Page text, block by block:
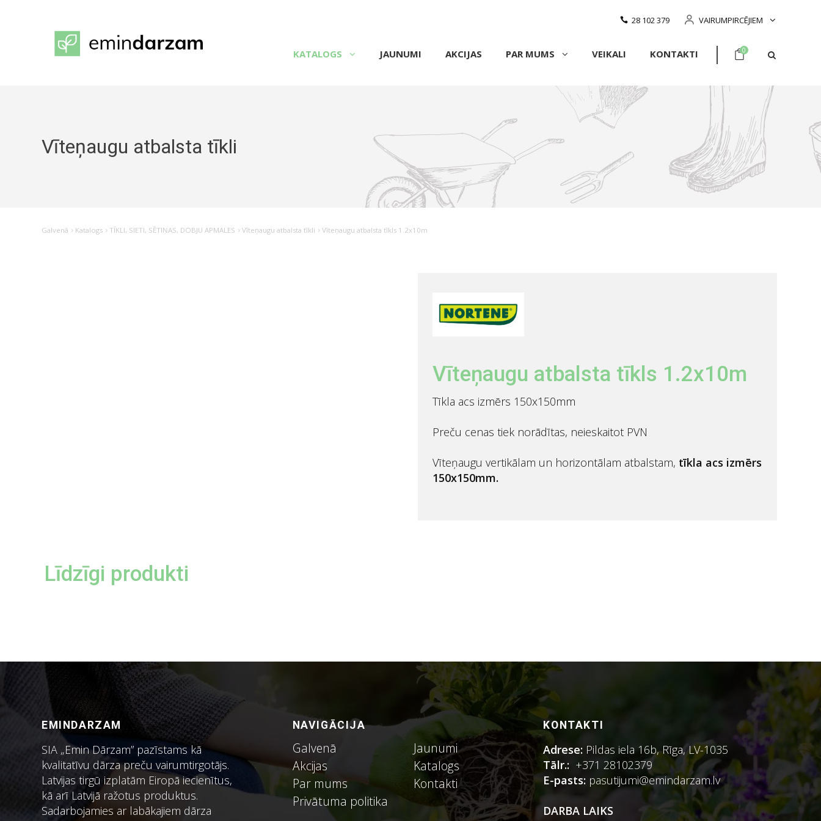
28 102 379 VAIRUMPIRCĒJIEM
KATALOGS JAUNUMI AKCIJAS PAR MUMS VEIKALI KONTAKTI 0
Vīteņaugu atbalsta tīkli
Galvenā Katalogs TĪKLI, SIETI, SĒTIŅAS, DOBJU APMALES Vīteņaugu atbalsta tīkli Vīteņaugu atbalsta tīkls 1.2x10m
Vīteņaugu atbalsta tīkls 1.2x10m
Tīkla acs izmērs 150x150mm
Preču cenas tiek norādītas, neieskaitot PVN
Vīteņaugu vertikālam un horizontālam atbalstam, tīkla acs izmērs
150x150mm.
Līdzīgi produkti
EMINDARZAM
SIA „Emin Dārzam” pazīstams kā
kvalitatīvu dārza preču vairumtirgotājs.
Latvijas tirgū izplatām Eiropā iecienītus,
kā arī Latvijā ražotus produktus.
Sadarbojamies ar labākajiem dārza
NAVIGĀCIJA
Galvenā
Jaunumi
Akcijas
Katalogs
Par mums
Kontakti
Privātuma politika
KONTAKTI
Adrese: Pildas iela 16b, Rīga, LV-1035
Tālr.: +371 28102379
E-pasts: pasutijumi@emindarzam.lv
DARBA LAIKS